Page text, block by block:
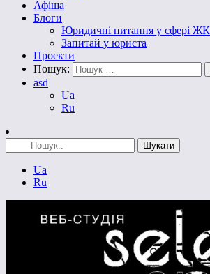
Афіша
Блоги
Юридичні питання у сфері
Запитай у юриста
Проекти
Пошук:
asd
Ua
Ru
Ua
Ru